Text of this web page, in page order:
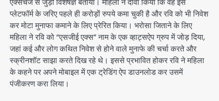
एक्सचेंज से जुड़ी विशेषज्ञ बताया। महिला ने दावा किया कि वह इस
प्लेटफॉर्म के जरिए पहले ही करोड़ों रुपये कमा चुकी है और रवि को भी निवेश
कर मोटा मुनाफा कमाने के लिए प्रेरित किया। भरोसा जिताने के लिए
महिला ने रवि को “एसजीई एक्स” नाम के एक व्हाट्सऐप ग्रुप में जोड़ दिया,
जहां कई और लोग कथित निवेश से होने वाले मुनाफे की चर्चा करते और
स्क्रीनशॉट साझा करते दिख रहे थे। इससे प्रभावित होकर रवि ने महिला
के कहने पर अपने मोबाइल में एक ट्रेडिंग ऐप डाउनलोड कर उसमें
पंजीकरण करा लिया।